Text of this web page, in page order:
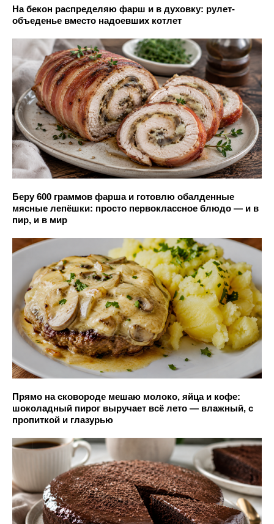
На бекон распределяю фарш и в духовку: рулет-
объеденье вместо надоевших котлет
Беру 600 граммов фарша и готовлю обалденные
мясные лепёшки: просто первоклассное блюдо — и в
пир, и в мир
Прямо на сковороде мешаю молоко, яйца и кофе:
шоколадный пирог выручает всё лето — влажный, с
пропиткой и глазурью